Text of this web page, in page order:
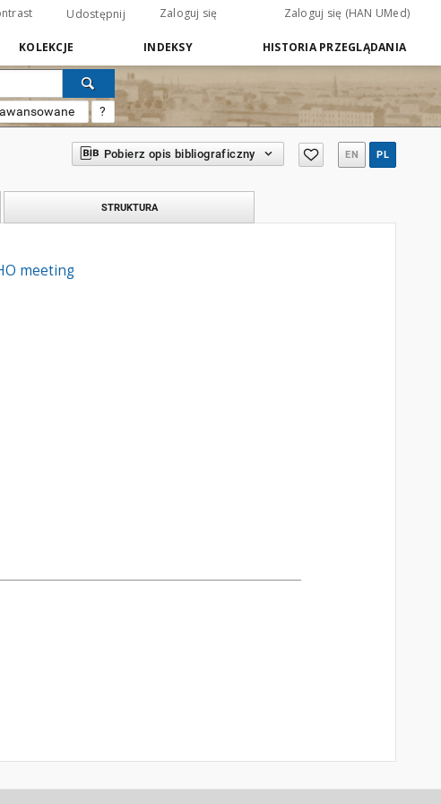
Udostępnij Zaloguj się Zaloguj się (HAN UMed)
KOLEKCJE INDEKSY HISTORIA PRZEGLĄDANIA
?
Pobierz opis bibliograficzny EN PL
STRUKTURA
meeting